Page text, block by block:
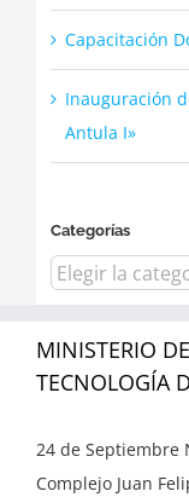
Capacitación
Inauguración
Antula I»
Categorías
Categorías
MINISTERIO
TECNOLOGÍA
24 de Septiembre
Complejo Juan